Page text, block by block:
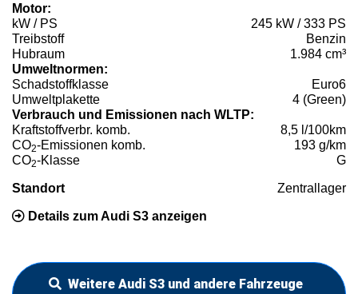
Motor:
kW / PS
245 kW / 333 PS
Treibstoff
Benzin
Hubraum
1.984 cm³
Umweltnormen:
Schadstoffklasse
Euro6
Umweltplakette
4 (Green)
Verbrauch und Emissionen nach WLTP:
Kraftstoffverbr. komb.
8,5 l/100km
CO2-Emissionen komb.
193 g/km
CO2-Klasse G
Standort Zentrallager
Details zum Audi S3 anzeigen
Weitere Audi S3 und andere Fahrzeuge